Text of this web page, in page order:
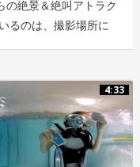
の絶景＆絶叫アトラク
るのは、撮影場所に
を回っている「ドド
。リニューアル後に
b1c8-41ba-
4:33